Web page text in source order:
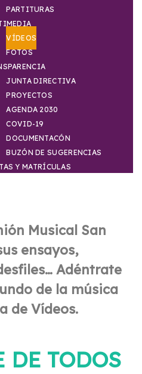
PARTITURAS
VÍDEOS
FOTOS
JUNTA DIRECTIVA
PROYECTOS
AGENDA 2030
COVID-19
DOCUMENTACÓN
BUZÓN DE SUGERENCIAS
Y MATRÍCULAS
Musical San
ensayos,
Adéntrate
de la música
de Vídeos.
DE TODOS